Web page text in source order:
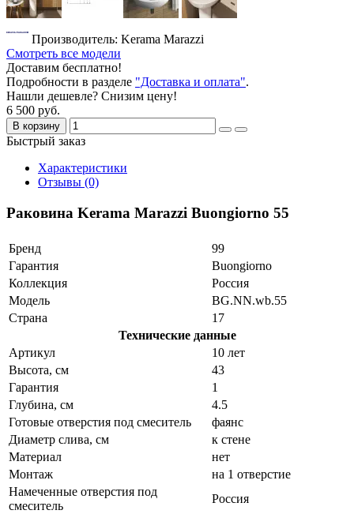
Производитель: Kerama Marazzi
Смотреть все модели
Доставим бесплатно!
Подробности в разделе "Доставка и оплата".
Нашли дешевле? Снизим цену!
6 500 руб.
В корзину
Быстрый заказ
Характеристики
Отзывы (0)
Раковина Kerama Marazzi Buongiorno 55
Бренд
99
Гарантия
Buongiorno
Коллекция
Россия
Модель
BG.NN.wb.55
Страна
17
Технические данные
Артикул
10 лет
Высота, см
43
Гарантия
1
Глубина, см
4.5
Готовые отверстия под смеситель
фаянс
Диаметр слива, см
к стене
Материал
нет
Монтаж
на 1 отверстие
Намеченные отверстия под
смеситель
Россия